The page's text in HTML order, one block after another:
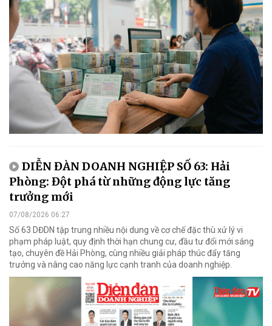
DIỄN ĐÀN DOANH NGHIỆP SỐ 63: Hải
Phòng: Đột phá từ những động lực tăng
trưởng mới
07/08/2026 06:27
Số 63 DĐDN tập trung nhiều nội dung về cơ chế đặc thù xử lý vi
phạm pháp luật, quy định thời hạn chung cư, đầu tư đổi mới sáng
tạo, chuyên đề Hải Phòng, cùng nhiều giải pháp thúc đẩy tăng
trưởng và nâng cao năng lực cạnh tranh của doanh nghiệp.